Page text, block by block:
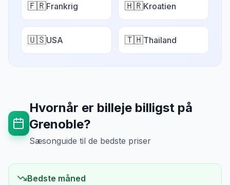
🇫🇷Frankrig 🇭🇷Kroatien
🇺🇸USA 🇹🇭Thailand
Hvornår er billeje billigst på
Grenoble?
Sæsonguide til de bedste priser
Bedste måned